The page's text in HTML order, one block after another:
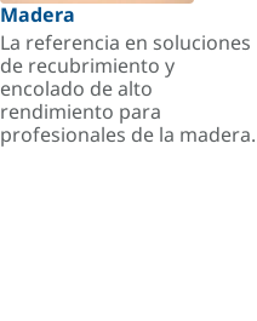
Madera
La referencia en soluciones
de recubrimiento y
encolado de alto
rendimiento para
profesionales de la madera.